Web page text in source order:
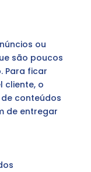
ou
são poucos
Para ficar
cliente, o
conteúdos
de entregar